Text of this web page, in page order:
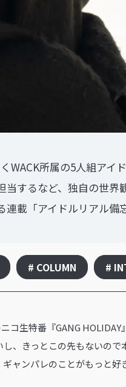
WACK所属の5人組アイ
するなど、独自の世界
載「アイドルリアル備
# COLUMN #
コ生特番『GANG
、きっとこの先もないので
ャンパレのことがもっと好